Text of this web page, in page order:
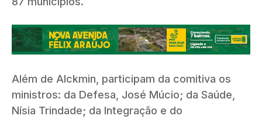
Além de Alckmin, participam da comitiva os
ministros: da Defesa, José Múcio; da Saúde,
Nísia Trindade; da Integração e do